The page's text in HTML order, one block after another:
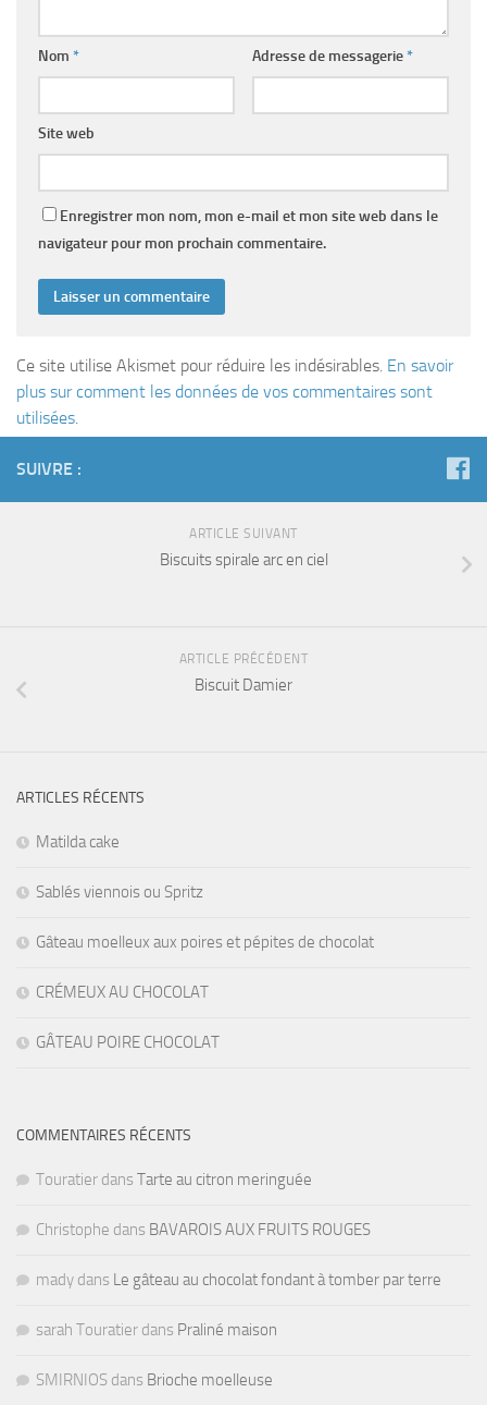
Nom * Adresse de messagerie*
Site web
Enregistrer mon nom, mon e-mail et mon site web dans le
navigateur pour mon prochain commentaire.
Ce site utilise Akismet pour réduire les indésirables. En savoir
plus sur comment les données de vos commentaires sont
utilisées.
SUIVRE :
ARTICLE SUIVANT
Biscuits spirale arc en ciel
ARTICLE PRÉCÉDENT
Biscuit Damier
ARTICLES RÉCENTS
Matilda cake
Sablés viennois ou Spritz
Gâteau moelleux aux poires et pépites de chocolat
CRÉMEUX AU CHOCOLAT
GÂTEAU POIRE CHOCOLAT
COMMENTAIRES RÉCENTS
Touratier dans Tarte au citron meringuée
Christophe dans BAVAROIS AUX FRUITS ROUGES
mady dans Le gâteau au chocolat fondant à tomber par terre
sarah Touratier dans Praliné maison
SMIRNIOS dans Brioche moelleuse